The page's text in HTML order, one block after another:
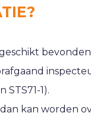
1).
kan worden